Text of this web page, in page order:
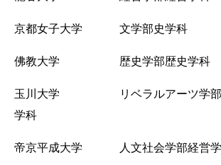
京都女子大学 文学部史学科
佛教大学 歴史学部歴史学科
玉川大学 リベラルアーツ学部リ
学科
帝京平成大学 人文社会学部経営